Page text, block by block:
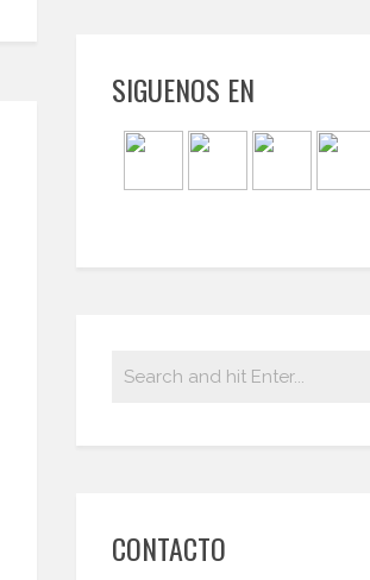
SIGUENOS EN
CONTACTO